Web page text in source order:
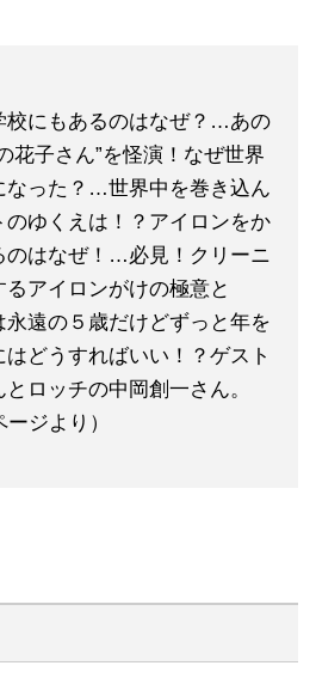
校にもあるのはなぜ？…あの
花子さん”を怪演！なぜ世界
なった？…世界中を巻き込ん
ゆくえは！？アイロンをか
のはなぜ！…必見！クリーニ
アイロンがけの極意と
遠の５歳だけどずっと年を
どうすればいい！？ゲスト
ロッチの中岡創一さん。
ジより）